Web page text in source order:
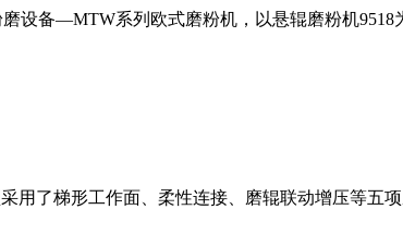
设备—MTW系列欧式磨粉机，以悬辊磨粉机9518
用了梯形工作面、柔性连接、磨辊联动增压等五